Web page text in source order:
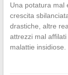
Una potatura mal
crescita
drastiche, altre
attrezzi mal
malattie insidiose.